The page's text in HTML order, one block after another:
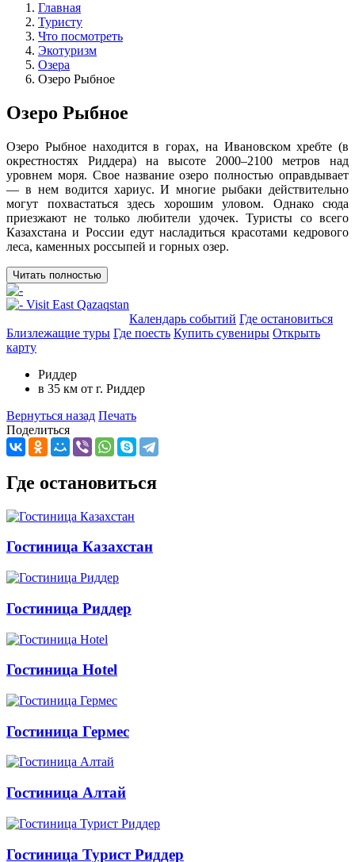
Главная
Туристу
Что посмотреть
Экотуризм
Озера
Озеро Рыбное
Озеро Рыбное
Озеро Рыбное находится в горах, на Ивановском хребте (в
окрестностях Риддера) на высоте 2000–2100 метров над
уровнем моря. Свое название озеро полностью оправдывает
— в нем водится хариус. И многие рыбаки действительно
могут похвастаться здесь хорошим уловом. Однако сюда
приезжают не только любители удочек. Туристы со всего
Казахстана и России едут насладиться красотами кедрового
леса, каменных россыпей и горных озер.
Читать полностью
Календарь событий Где остановиться
Близлежащие туры Где поесть Купить сувениры Открыть
карту
Риддер
в 35 км от г. Риддер
Вернуться назад Печать
Поделиться
Где остановиться
Гостиница Казахстан
Гостиница Риддер
Гостиница Hotel
Гостиница Гермес
Гостиница Алтай
Гостиница Турист Риддер